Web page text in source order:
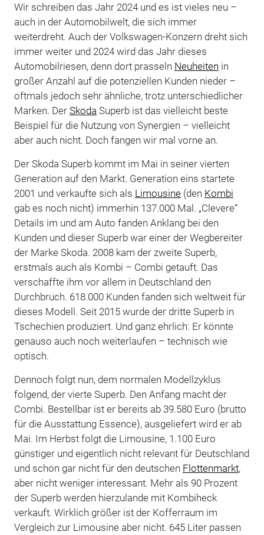
Wir schreiben das Jahr 2024 und es ist vieles neu –
auch in der Automobilwelt, die sich immer
weiterdreht. Auch der Volkswagen-Konzern dreht sich
immer weiter und 2024 wird das Jahr dieses
Automobilriesen, denn dort prasseln Neuheiten in
großer Anzahl auf die potenziellen Kunden nieder –
oftmals jedoch sehr ähnliche, trotz unterschiedlicher
Marken. Der Skoda Superb ist das vielleicht beste
Beispiel für die Nutzung von Synergien – vielleicht
aber auch nicht. Doch fangen wir mal vorne an.
Der Skoda Superb kommt im Mai in seiner vierten
Generation auf den Markt. Generation eins startete
2001 und verkaufte sich als Limousine(den Kombi
gab es noch nicht) immerhin 137.000 Mal. „Clevere“
Details im und am Auto fanden Anklang bei den
Kunden und dieser Superb war einer der Wegbereiter
der Marke Skoda. 2008 kam der zweite Superb,
erstmals auch als Kombi – Combi getauft. Das
verschaffte ihm vor allem in Deutschland den
Durchbruch. 618.000 Kunden fanden sich weltweit für
dieses Modell. Seit 2015 wurde der dritte Superb in
Tschechien produziert. Und ganz ehrlich: Er könnte
genauso auch noch weiterlaufen – technisch wie
optisch.
Dennoch folgt nun, dem normalen Modellzyklus
folgend, der vierte Superb. Den Anfang macht der
Combi. Bestellbar ist er bereits ab 39.580 Euro (brutto
für die Ausstattung Essence), ausgeliefert wird er ab
Mai. Im Herbst folgt die Limousine, 1.100 Euro
günstiger und eigentlich nicht relevant für Deutschland
und schon gar nicht für den deutschen Flottenmarkt,
aber nicht weniger interessant. Mehr als 90 Prozent
der Superb werden hierzulande mit Kombiheck
verkauft. Wirklich größer ist der Kofferraum im
Vergleich zur Limousine aber nicht. 645 Liter passen